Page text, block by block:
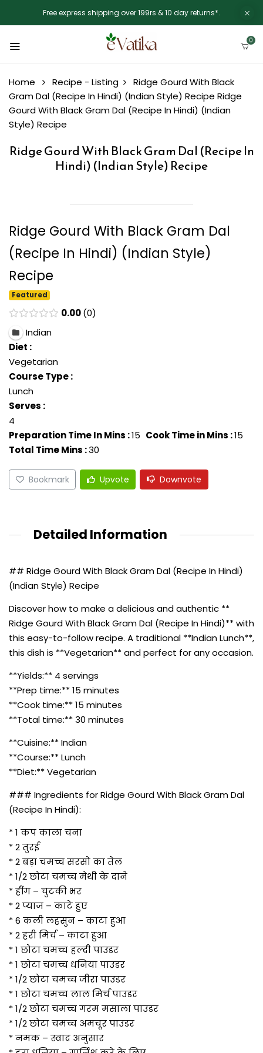
Free express shipping over 199rs & 10 day returns*.
0
Home Recipe - Listing
Ridge Gourd With Black
Gram Dal (Recipe In Hindi) (Indian Style) Recipe Ridge
Gourd With Black Gram Dal (Recipe In Hindi) (Indian
Style) Recipe
Ridge Gourd With Black Gram Dal (Recipe In
Hindi) (Indian Style) Recipe
Ridge Gourd With Black Gram Dal
(Recipe In Hindi) (Indian Style)
Recipe
Featured
0.00 0
Indian
Diet :
Vegetarian
Course Type :
Lunch
Serves :
4
Preparation Time In Mins :15 Cook Time in Mins :15
Total Time Mins :30
Bookmark Upvote Downvote
Detailed Information
## Ridge Gourd With Black Gram Dal (Recipe In Hindi)
(Indian Style) Recipe
Discover how to make a delicious and authentic **
Ridge Gourd With Black Gram Dal (Recipe In Hindi)** with
this easy-to-follow recipe. A traditional **Indian Lunch**,
this dish is **Vegetarian** and perfect for any occasion.
**Yields:** 4 servings
**Prep time:** 15 minutes
**Cook time:** 15 minutes
**Total time:** 30 minutes
**Cuisine:** Indian
**Course:** Lunch
**Diet:** Vegetarian
### Ingredients for Ridge Gourd With Black Gram Dal
(Recipe In Hindi):
* 1 कप काला चना
* 2 तुरई
* 2 बड़ा चमच्च सरसो का तेल
* 1/2 छोटा चमच्च मेथी के दाने
* हींग – चुटकी भर
* 2 प्याज – काटे हुए
* 6 कली लहसुन – काटा हुआ
* 2 हरी मिर्च – काटा हुआ
* 1 छोटा चमच्च हल्दी पाउडर
* 1 छोटा चमच्च धनिया पाउडर
* 1/2 छोटा चमच्च जीरा पाउडर
* 1 छोटा चमच्च लाल मिर्च पाउडर
* 1/2 छोटा चमच्च गरम मसाला पाउडर
* 1/2 छोटा चमच्च अमचूर पाउडर
* नमक – स्वाद अनुसार